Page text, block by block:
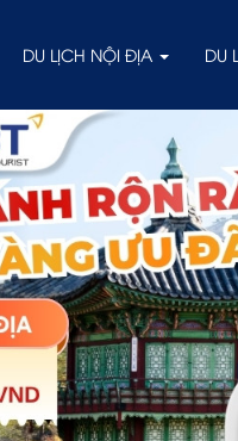
DU LỊCH NỘI ĐỊA DU